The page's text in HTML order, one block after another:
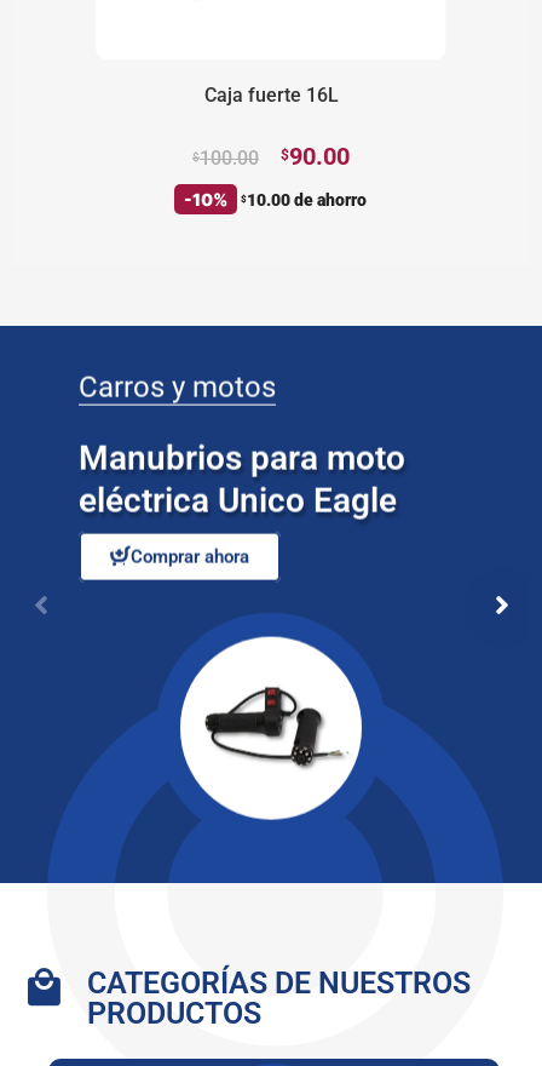
Añadir al carrito
Caja fuerte 16L
$100.00 $90.00
-10% $10.00de ahorro
Carros y motos
Manubrios para moto
eléctrica Unico Eagle
Comprar ahora
Bebidas y Alimentos
Carros y motos
CATEGORÍAS DE NUESTROS
PRODUCTOS